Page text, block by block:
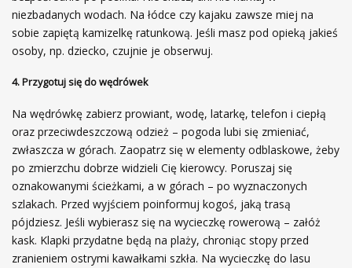
niezbadanych wodach. Na łódce czy kajaku zawsze miej na
sobie zapiętą kamizelkę ratunkową. Jeśli masz pod opieką jakieś
osoby, np. dziecko, czujnie je obserwuj.
4. Przygotuj się do wędrówek
Na wędrówkę zabierz prowiant, wodę, latarkę, telefon i ciepłą
oraz przeciwdeszczową odzież – pogoda lubi się zmieniać,
zwłaszcza w górach. Zaopatrz się w elementy odblaskowe, żeby
po zmierzchu dobrze widzieli Cię kierowcy. Poruszaj się
oznakowanymi ścieżkami, a w górach – po wyznaczonych
szlakach. Przed wyjściem poinformuj kogoś, jaką trasą
pójdziesz. Jeśli wybierasz się na wycieczkę rowerową – załóż
kask. Klapki przydatne będą na plaży, chroniąc stopy przed
zranieniem ostrymi kawałkami szkła. Na wycieczkę do lasu